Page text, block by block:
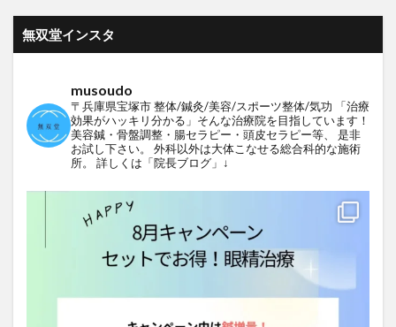
無双堂インスタ
musoudo
〒兵庫県宝塚市整体/鍼灸/美容/スポーツ整体/気功 「治療
効果がハッキリ分かる」そんな治療院を目指しています！
美容鍼・骨盤調整・腸セラピー・頭皮セラピー等、
是非
お試し下さい。
外科以外は大体こなせる総合科的な施術
所。
詳しくは「院長ブログ」↓